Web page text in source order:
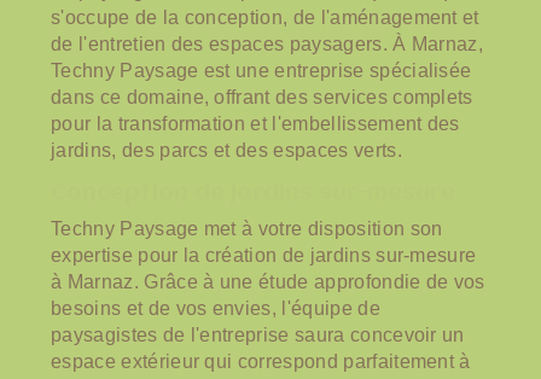
s'occupe de la conception, de l'aménagement et
de l'entretien des espaces paysagers. À Marnaz,
Techny Paysage est une entreprise spécialisée
dans ce domaine, offrant des services complets
pour la transformation et l'embellissement des
jardins, des parcs et des espaces verts.
Techny Paysage met à votre disposition son
expertise pour la création de jardins sur-mesure
à Marnaz. Grâce à une étude approfondie de vos
besoins et de vos envies, l'équipe de
paysagistes de l'entreprise saura concevoir un
espace extérieur qui correspond parfaitement à